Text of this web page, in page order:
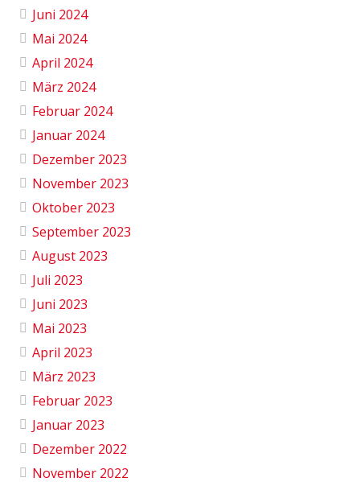
Juni 2024
Mai 2024
April 2024
März 2024
Februar 2024
Januar 2024
Dezember 2023
November 2023
Oktober 2023
September 2023
August 2023
Juli 2023
Juni 2023
Mai 2023
April 2023
März 2023
Februar 2023
Januar 2023
Dezember 2022
November 2022